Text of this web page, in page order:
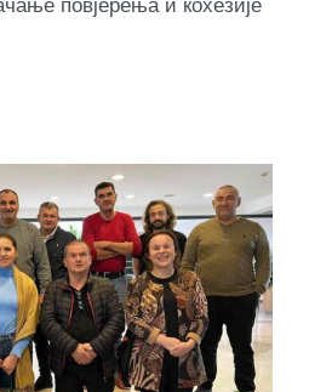
повјерења и кохезије